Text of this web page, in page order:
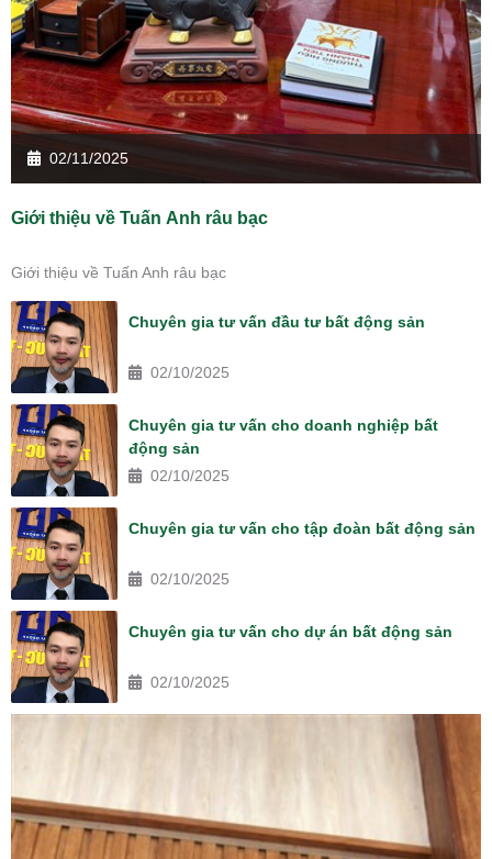
02/11/2025
Giới thiệu về Tuấn Anh râu bạc
Giới thiệu về Tuấn Anh râu bạc
Chuyên gia tư vấn đầu tư bất động sản
02/10/2025
Chuyên gia tư vấn cho doanh nghiệp bất
động sản
02/10/2025
Chuyên gia tư vấn cho tập đoàn bất động sản
02/10/2025
Chuyên gia tư vấn cho dự án bất động sản
02/10/2025